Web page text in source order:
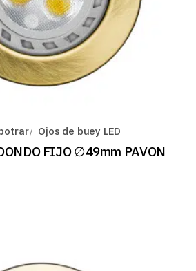
Ojos de buey LED
FIJO ∅49mm PAVON